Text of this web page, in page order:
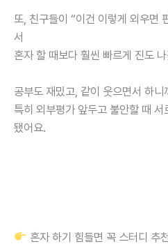
또, 친구들이 “이건 이렇게 외우면
서
혼자 할 때보다 훨씬 빠르게 진도
공부도 재밌고, 같이 웃으면서 하니
특히 외부평가 앞두고 불안할 때 서
됐어요.
혼자 하기 힘들면 꼭 스터디 추